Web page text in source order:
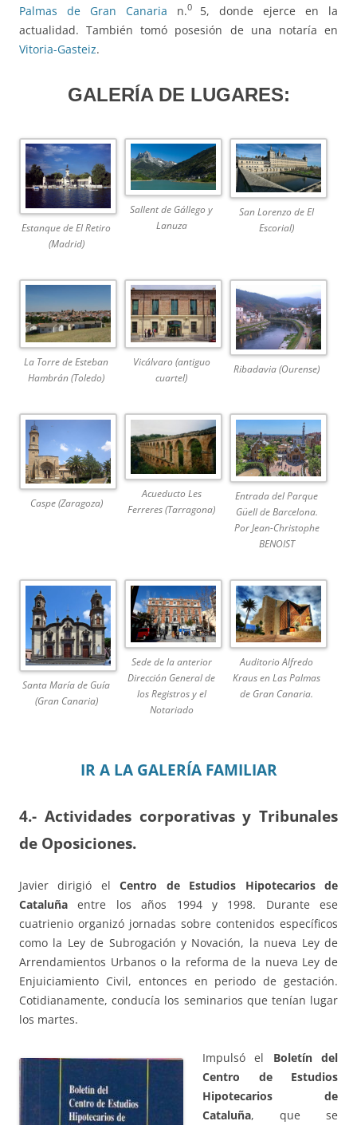
Palmas de Gran Canaria n.0 5, donde ejerce en la
actualidad. También tomó posesión de una notaría en
Vitoria-Gasteiz.
GALERÍA DE LUGARES:
Estanque de El Retiro
(Madrid)
Sallent de Gállego y
Lanuza
San Lorenzo de El
Escorial)
La Torre de Esteban
Hambrán (Toledo)
Vicálvaro (antiguo
cuartel)
Ribadavia (Ourense)
Caspe (Zaragoza)
Acueducto Les
Ferreres (Tarragona)
Entrada del Parque
Güell de Barcelona.
Por Jean-Christophe
BENOIST
Santa María de Guía
(Gran Canaria)
Sede de la anterior
Dirección General de
los Registros y el
Notariado
Auditorio Alfredo
Kraus en Las Palmas
de Gran Canaria.
IR A LA GALERÍA FAMILIAR
4.- Actividades corporativas y Tribunales
de Oposiciones.
Javier dirigió elCentro de Estudios Hipotecarios de
Cataluña entre los años 1994 y 1998. Durante ese
cuatrienio organizó jornadas sobre contenidos específicos
como la Ley de Subrogación y Novación, la nueva Ley de
Arrendamientos Urbanos o la reforma de la nueva Ley de
Enjuiciamiento Civil, entonces en periodo de gestación.
Cotidianamente, conducía los seminarios que tenían lugar
los martes.
Impulsó el Boletín del
Centro de Estudios
Hipotecarios de
Cataluña, que se